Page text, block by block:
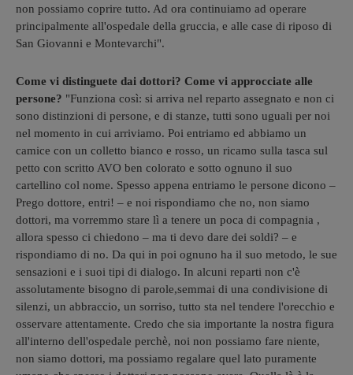
non possiamo coprire tutto. Ad ora continuiamo ad operare
principalmente all'ospedale della gruccia, e alle case di riposo di
San Giovanni e Montevarchi".
Come vi distinguete dai dottori? Come vi approcciate alle
persone? "Funziona così: si arriva nel reparto assegnato e non ci
sono distinzioni di persone, e di stanze, tutti sono uguali per noi
nel momento in cui arriviamo. Poi entriamo ed abbiamo un
camice con un colletto bianco e rosso, un ricamo sulla tasca sul
petto con scritto AVO ben colorato e sotto ognuno il suo
cartellino col nome. Spesso appena entriamo le persone dicono –
Prego dottore, entri! – e noi rispondiamo che no, non siamo
dottori, ma vorremmo stare lì a tenere un poca di compagnia ,
allora spesso ci chiedono – ma ti devo dare dei soldi? – e
rispondiamo di no. Da qui in poi ognuno ha il suo metodo, le sue
sensazioni e i suoi tipi di dialogo. In alcuni reparti non c'è
assolutamente bisogno di parole,semmai di una condivisione di
silenzi, un abbraccio, un sorriso, tutto sta nel tendere l'orecchio e
osservare attentamente. Credo che sia importante la nostra figura
all'interno dell'ospedale perchè, noi non possiamo fare niente,
non siamo dottori, ma possiamo regalare quel lato puramente